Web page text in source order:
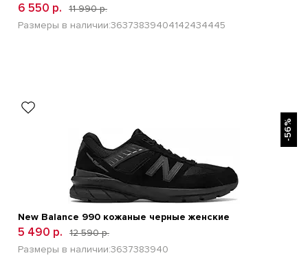
6 550 р.
11 990 р.
Размеры в наличии:36373839404142434445
-56%
New Balance 990 кожаные черные женские
5 490 р.
12 590 р.
Размеры в наличии:3637383940